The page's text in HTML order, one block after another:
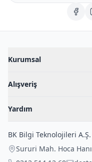
Kurumsal
Blog
İç Giyim Rehberi
Alışveriş
Fantazi İç Giyim
Çocuk İç Giyim
Yardım
İade Politikası
BK Bilgi Teknolojileri A.Ş.
Sururi Mah. Hoca